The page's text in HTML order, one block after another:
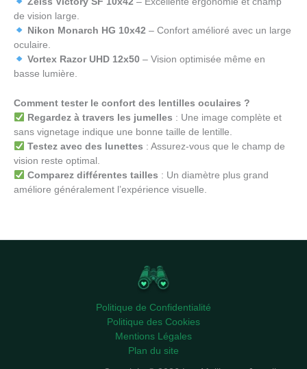
de vision large.
Nikon Monarch HG 10x42– Confort amélioré avec un large
oculaire.
Vortex Razor UHD 12x50– Vision optimisée même en
basse lumière.
Comment tester le confort des lentilles oculaires ?
Regardez à travers les jumelles : Une image complète et
sans vignetage indique une bonne taille de lentille.
Testez avec des lunettes : Assurez-vous que le champ de
vision reste optimal.
Comparez différentes tailles : Un diamètre plus grand
améliore généralement l’expérience visuelle.
Politique de Confidentialité
Politique des Cookies
Mentions Légales
Plan du site